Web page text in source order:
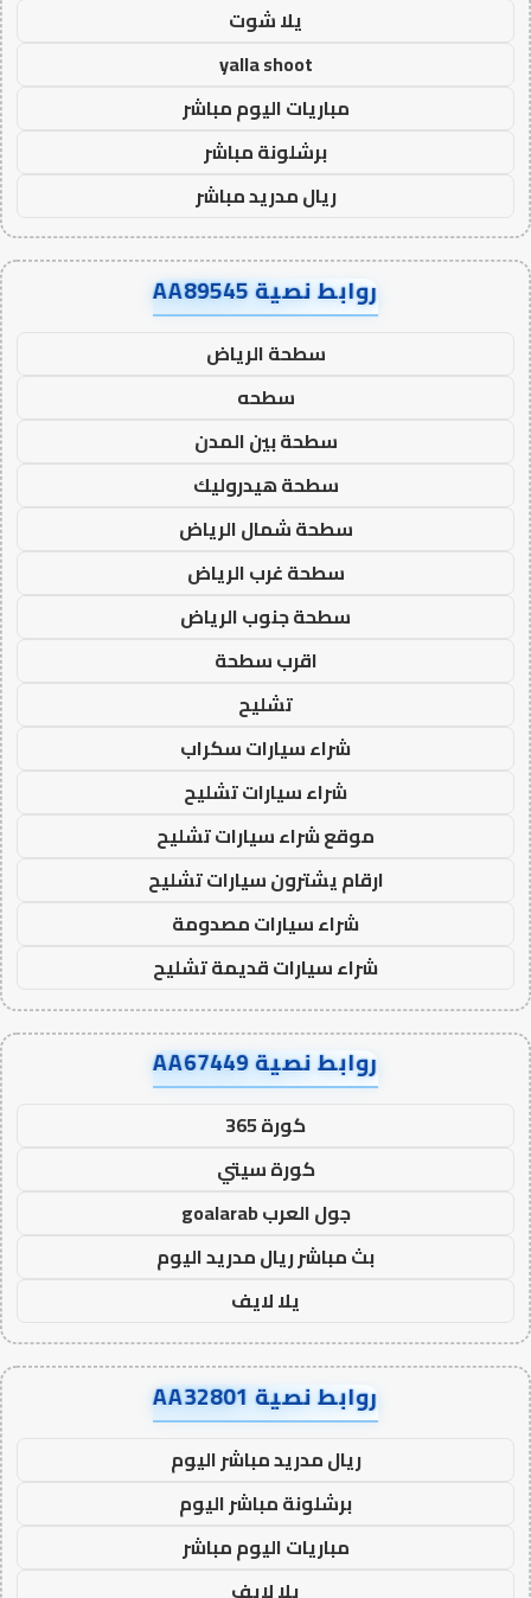
يلا شوت
yalla shoot
مباريات اليوم مباشر
برشلونة مباشر
ريال مدريد مباشر
روابط نصية AA89545
سطحة الرياض
سطحه
سطحة بين المدن
سطحة هيدروليك
سطحة شمال الرياض
سطحة غرب الرياض
سطحة جنوب الرياض
اقرب سطحة
تشليح
شراء سيارات سكراب
شراء سيارات تشليح
موقع شراء سيارات تشليح
ارقام يشترون سيارات تشليح
شراء سيارات مصدومة
شراء سيارات قديمة تشليح
روابط نصية AA67449
كورة 365
كورة سيتي
جول العرب goalarab
بث مباشر ريال مدريد اليوم
يلا لايف
روابط نصية AA32801
ريال مدريد مباشر اليوم
برشلونة مباشر اليوم
مباريات اليوم مباشر
يلا لايف